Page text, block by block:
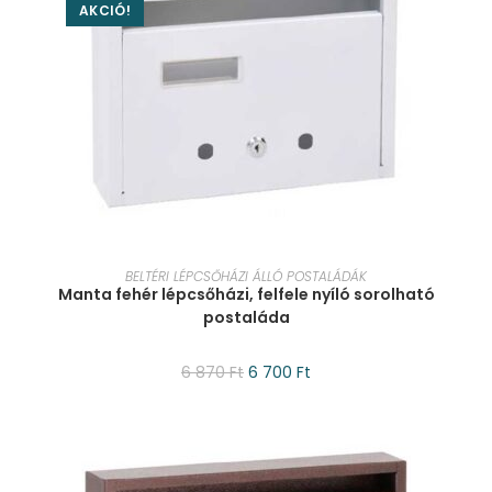
AKCIÓ!
KOSÁRBA TESZEM
BELTÉRI LÉPCSŐHÁZI ÁLLÓ POSTALÁDÁK
Manta fehér lépcsőházi, felfele nyíló sorolható
postaláda
6 870Ft 6 700 Ft